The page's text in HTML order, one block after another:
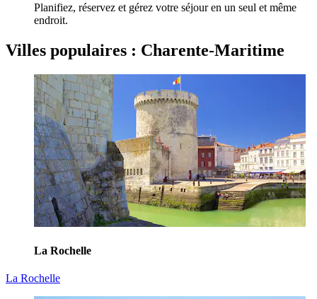
Planifiez, réservez et gérez votre séjour en un seul et même
endroit.
Villes populaires : Charente-Maritime
La Rochelle
La Rochelle